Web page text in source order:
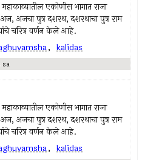
एकोणीस भागात राजा
अज, अजचा पुत्र दशरथ, दशरथाचा पुत्र राम
चरित्र वर्णन केले आहे.
, kalidas
sa
एकोणीस भागात राजा
अज, अजचा पुत्र दशरथ, दशरथाचा पुत्र राम
चरित्र वर्णन केले आहे.
, kalidas